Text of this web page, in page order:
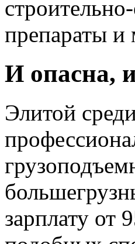
препараты и
И опасна,
Элитой
зарплату от